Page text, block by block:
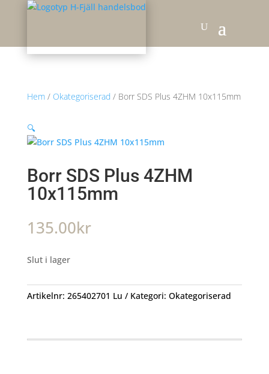
Hem/ Okategoriserad / Borr SDS Plus 4ZHM 10x115mm
🔍
Borr SDS Plus 4ZHM
10x115mm
135.00kr
Slut i lager
Artikelnr: 265402701 Lu Kategori: Okategoriserad